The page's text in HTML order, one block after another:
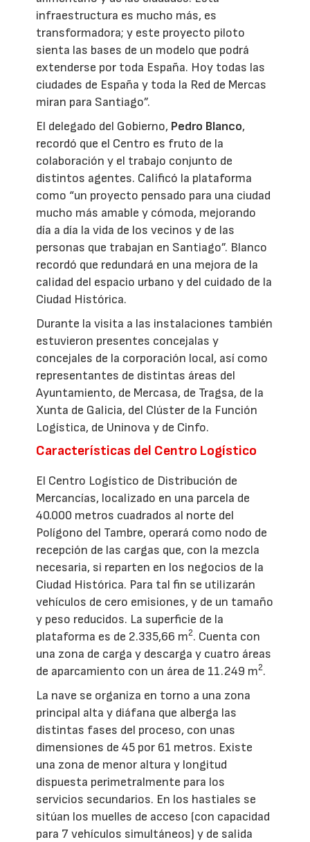
infraestructura es mucho más, es
transformadora; y este proyecto piloto
sienta las bases de un modelo que podrá
extenderse por toda España. Hoy todas las
ciudades de España y toda la Red de Mercas
miran para Santiago”.
El delegado del Gobierno, Pedro Blanco,
recordó que el Centro es fruto de la
colaboración y el trabajo conjunto de
distintos agentes. Calificó la plataforma
como “un proyecto pensado para una ciudad
mucho más amable y cómoda, mejorando
día a día la vida de los vecinos y de las
personas que trabajan en Santiago”. Blanco
recordó que redundará en una mejora de la
calidad del espacio urbano y del cuidado de la
Ciudad Histórica.
Durante la visita a las instalaciones también
estuvieron presentes concejalas y
concejales de la corporación local, así como
representantes de distintas áreas del
Ayuntamiento, de Mercasa, de Tragsa, de la
Xunta de Galicia, del Clúster de la Función
Logística, de Uninova y de Cinfo.
Características del Centro Logístico
El Centro Logístico de Distribución de
Mercancías, localizado en una parcela de
40.000 metros cuadrados al norte del
Polígono del Tambre, operará como nodo de
recepción de las cargas que, con la mezcla
necesaria, si reparten en los negocios de la
Ciudad Histórica. Para tal fin se utilizarán
vehículos de cero emisiones, y de un tamaño
y peso reducidos. La superficie de la
plataforma es de 2.335,66 m2. Cuenta con
una zona de carga y descarga y cuatro áreas
de aparcamiento con un área de 11.249 m2.
La nave se organiza en torno a una zona
principal alta y diáfana que alberga las
distintas fases del proceso, con unas
dimensiones de 45 por 61 metros. Existe
una zona de menor altura y longitud
dispuesta perimetralmente para los
servicios secundarios. En los hastiales se
sitúan los muelles de acceso (con capacidad
para 7 vehículos simultáneos) y de salida